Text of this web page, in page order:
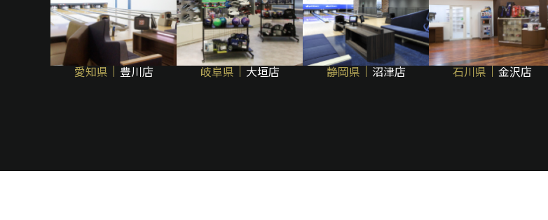
愛知県 豊川店 岐阜県 大垣店 静岡県 沼津店 石川県 金沢店